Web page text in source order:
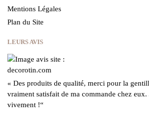
Mentions Légales
Plan du Site
LEURS AVIS
« Des produits de qualité, merci pour la
vraiment satisfait de ma commande chez eux.
vivement !“